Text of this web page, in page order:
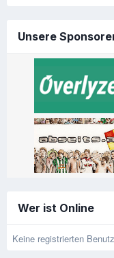
Unsere
Wer ist Online
Keine registrierten